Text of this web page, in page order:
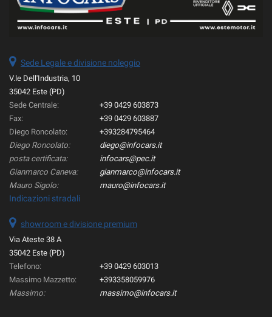
Sede Legale e divisione noleggio
V.le Dell'Industria, 10
35042 Este (PD)
Sede Centrale:
+39 0429 603873
Fax:
+39 0429 603887
Diego Roncolato:
+393284795464
Diego Roncolato:
diego@infocars.it
posta certificata:
infocars@pec.it
Gianmarco Caneva:
gianmarco@infocars.it
Mauro Sigolo:
mauro@infocars.it
Indicazioni stradali
showroom e divisione premium
Via Ateste 38 A
35042 Este (PD)
Telefono:
+39 0429 603013
Massimo Mazzetto:
+393358059976
Massimo:
massimo@infocars.it